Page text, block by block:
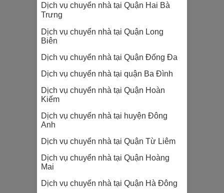
Dịch vụ chuyển nhà tại Quận Hai Bà
Trưng
Dịch vụ chuyển nhà tại Quận Long
Biên
Dịch vụ chuyển nhà tại Quận Đống Đa
Dịch vụ chuyển nhà tại quận Ba Đình
Dịch vụ chuyển nhà tại Quận Hoàn
Kiếm
Dịch vụ chuyển nhà tại huyện Đông
Anh
Dịch vụ chuyển nhà tại Quận Từ Liêm
Dịch vụ chuyển nhà tại Quận Hoàng
Mai
Dịch vụ chuyển nhà tại Quận Hà Đông